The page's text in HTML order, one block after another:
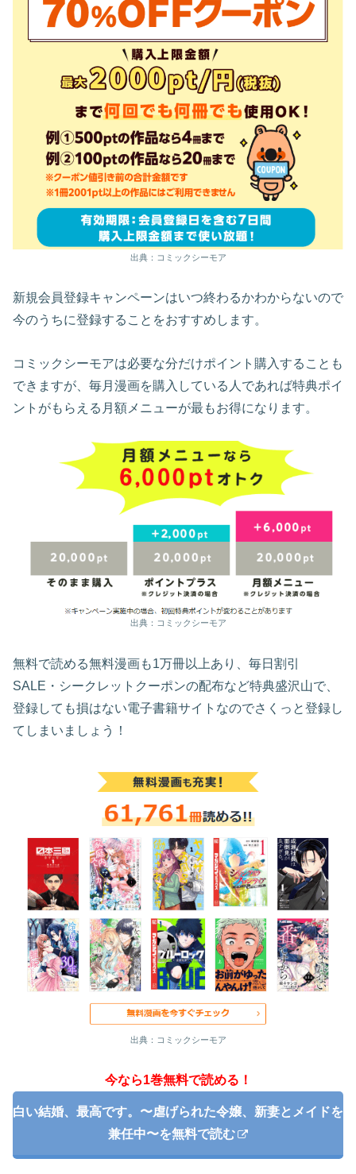
出典：コミックシーモア
新規会員登録キャンペーンはいつ終わるかわからないので
今のうちに登録することをおすすめします。
コミックシーモアは必要な分だけポイント購入することも
できますが、毎月漫画を購入している人であれば特典ポイ
ントがもらえる月額メニューが最もお得になります。
出典：コミックシーモア
無料で読める無料漫画も1万冊以上あり、毎日割引
SALE・シークレットクーポンの配布など特典盛沢山で、
登録しても損はない電子書籍サイトなのでさくっと登録し
てしまいましょう！
出典：コミックシーモア
今なら1巻無料で読める！
白い結婚、最高です。〜虐げられた令嬢、新妻とメイドを
兼任中〜を無料で読む